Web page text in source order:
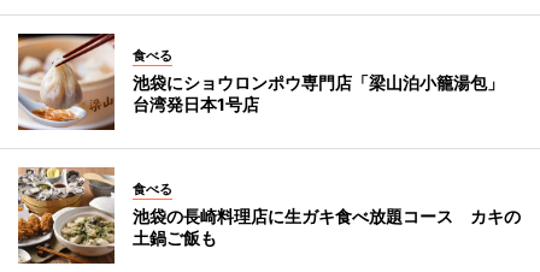
食べる
池袋にショウロンポウ専門店「梁山泊小籠湯包」
台湾発日本1号店
食べる
池袋の長崎料理店に生ガキ食べ放題コース カキの
土鍋ご飯も